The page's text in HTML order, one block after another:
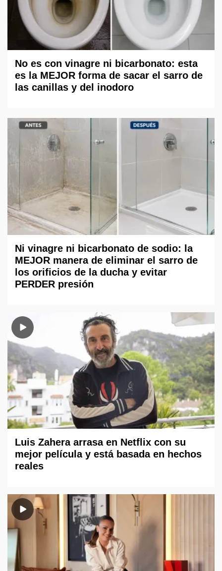
No es con vinagre ni bicarbonato: esta
es la MEJOR forma de sacar el sarro de
las canillas y del inodoro
Ni vinagre ni bicarbonato de sodio: la
MEJOR manera de eliminar el sarro de
los orificios de la ducha y evitar
PERDER presión
Luis Zahera arrasa en Netflix con su
mejor película y está basada en hechos
reales